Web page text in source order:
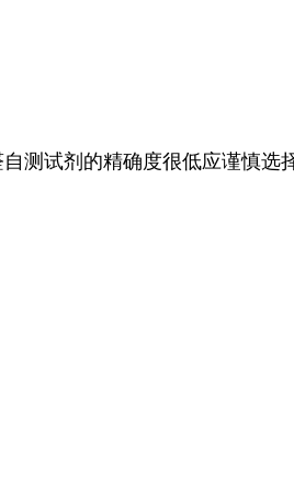
测试剂的精确度很低应谨慎选